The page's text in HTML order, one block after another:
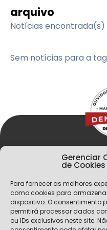
Gerenciar
de Cookies
Para fornecer as melhores
como cookies para
dispositivo. O consentimento
permitirá processar dados
ou IDs exclusivos neste site.
arquivo
Notícias
Sem notícias para a
Menu